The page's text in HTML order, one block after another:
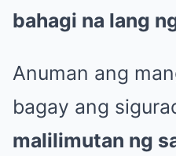
bahagi na lang
Anuman ang
bagay ang
malilimutan ng